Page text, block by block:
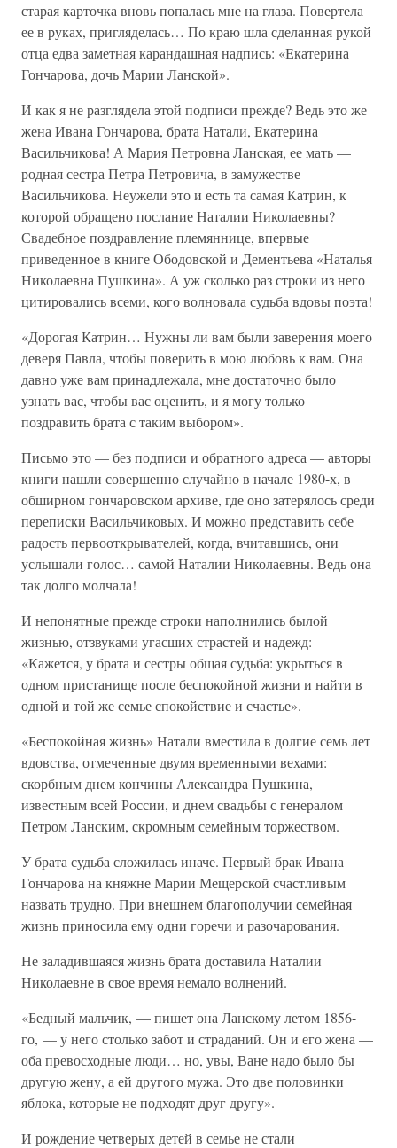
старая карточка вновь попалась мне на глаза. Повертела
ее в руках, пригляделась… По краю шла сделанная рукой
отца едва заметная карандашная надпись: «Екатерина
Гончарова, дочь Марии Ланской».
И как я не разглядела этой подписи прежде? Ведь это же
жена Ивана Гончарова, брата Натали, Екатерина
Васильчикова! А Мария Петровна Ланская, ее мать —
родная сестра Петра Петровича, в замужестве
Васильчикова. Неужели это и есть та самая Катрин, к
которой обращено послание Наталии Николаевны?
Свадебное поздравление племяннице, впервые
приведенное в книге Ободовской и Дементьева «Наталья
Николаевна Пушкина». А уж сколько раз строки из него
цитировались всеми, кого волновала судьба вдовы поэта!
«Дорогая Катрин… Нужны ли вам были заверения моего
деверя Павла, чтобы поверить в мою любовь к вам. Она
давно уже вам принадлежала, мне достаточно было
узнать вас, чтобы вас оценить, и я могу только
поздравить брата с таким выбором».
Письмо это — без подписи и обратного адреса — авторы
книги нашли совершенно случайно в начале 1980-х, в
обширном гончаровском архиве, где оно затерялось среди
переписки Васильчиковых. И можно представить себе
радость первооткрывателей, когда, вчитавшись, они
услышали голос… самой Наталии Николаевны. Ведь она
так долго молчала!
И непонятные прежде строки наполнились былой
жизнью, отзвуками угасших страстей и надежд:
«Кажется, у брата и сестры общая судьба: укрыться в
одном пристанище после беспокойной жизни и найти в
одной и той же семье спокойствие и счастье».
«Беспокойная жизнь» Натали вместила в долгие семь лет
вдовства, отмеченные двумя временными вехами:
скорбным днем кончины Александра Пушкина,
известным всей России, и днем свадьбы с генералом
Петром Ланским, скромным семейным торжеством.
У брата судьба сложилась иначе. Первый брак Ивана
Гончарова на княжне Марии Мещерской счастливым
назвать трудно. При внешнем благополучии семейная
жизнь приносила ему одни горечи и разочарования.
Не заладившаяся жизнь брата доставила Наталии
Николаевне в свое время немало волнений.
«Бедный мальчик, — пишет она Ланскому летом 1856-
го, — у него столько забот и страданий. Он и его жена —
оба превосходные люди… но, увы, Ване надо было бы
другую жену, а ей другого мужа. Это две половинки
яблока, которые не подходят друг другу».
И рождение четверых детей в семье не стали